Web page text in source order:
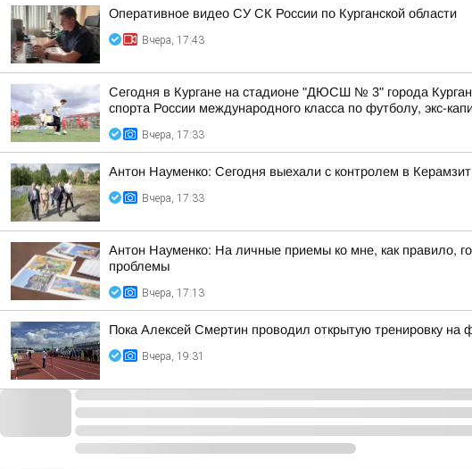
Оперативное видео СУ СК России по Курганской области
Вчера, 17:43
Сегодня в Кургане на стадионе "ДЮСШ № 3" города
спорта России международного класса по футболу, экс-
Вчера, 17:33
Антон Науменко: Сегодня выехали с контролем в
Вчера, 17:33
Антон Науменко: На личные приемы ко мне, как правило,
проблемы
Вчера, 17:13
Пока Алексей Смертин проводил открытую тренировку
Вчера, 19:31